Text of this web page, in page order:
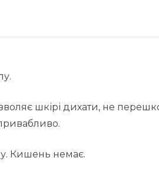
шкірі дихати, не
Кишень немає.